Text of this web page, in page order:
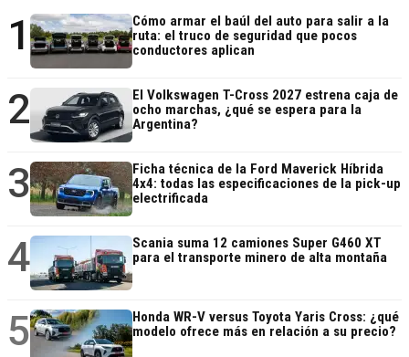
1
Cómo armar el baúl del auto para salir a la
ruta: el truco de seguridad que pocos
conductores aplican
2
El Volkswagen T-Cross 2027 estrena caja de
ocho marchas, ¿qué se espera para la
Argentina?
3
Ficha técnica de la Ford Maverick Híbrida
4x4: todas las especificaciones de la pick-up
electrificada
4
Scania suma 12 camiones Super G460 XT
para el transporte minero de alta montaña
5
Honda WR-V versus Toyota Yaris Cross: ¿qué
modelo ofrece más en relación a su precio?